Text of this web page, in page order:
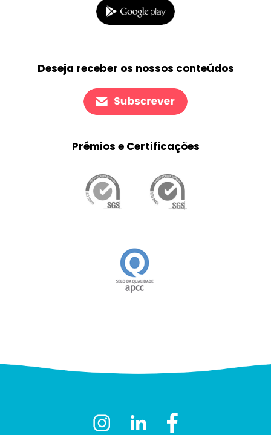
Deseja receber os nossos conteúdos
Prémios e Certificações